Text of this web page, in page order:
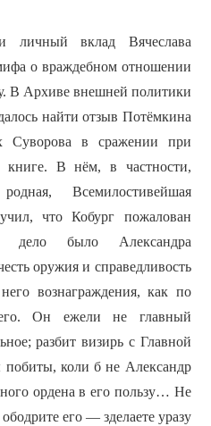
личный вклад Вячеслава
о враждебном отношении
В Архиве внешней политики
найти отзыв Потёмкина
Суворова в сражении при
В нём, в частности,
Всемилостивейшая
что Кобург пожалован
дело было Александра
оружия и справедливость
вознаграждения, как по
Он ежели не главный
разбит визирь с Главной
коли б не Александр
ордена в его пользу… Не
его — зделаете уразу